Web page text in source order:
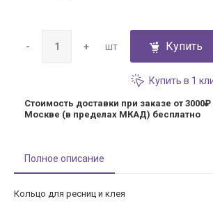
- + шт Купить
Купить в 1
Стоимость доставки при заказе от 3000₽
Москве (в пределах МКАД) бесплатно
Полное описание
Кольцо для ресниц и клея